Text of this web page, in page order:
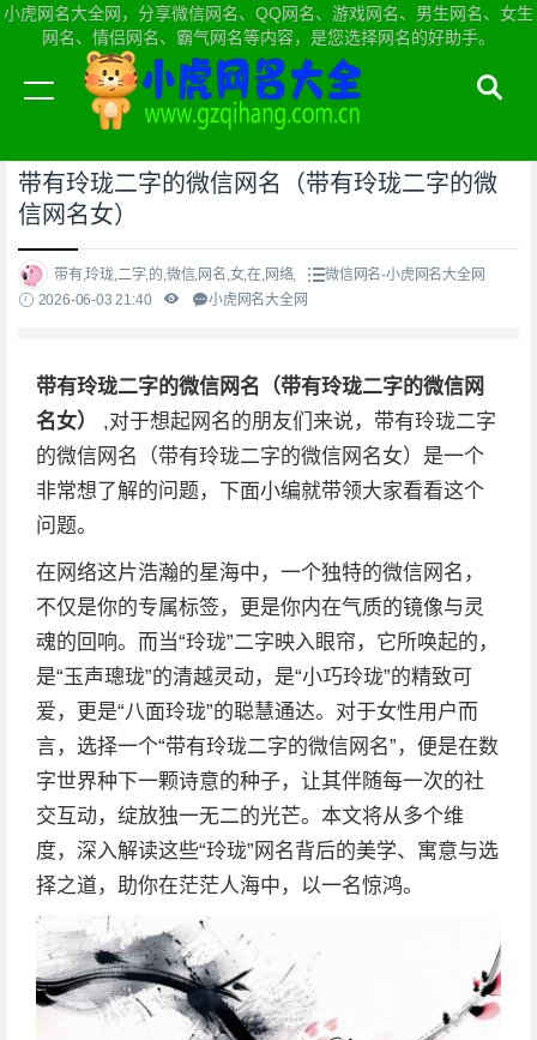
小虎网名大全网，分享微信网名、QQ网名、游戏网名、男生网名、女生
网名、情侣网名、霸气网名等内容，是您选择网名的好助手。
当前位置：小虎网名大全网首页>微信网名
带有玲珑二字的微信网名（带有玲珑二字的微
信网名女）
带有,玲珑,二字,的,微信,网名,女,在,网络,
微信网名-小虎网名大全网
2026-06-03 21:40
小虎网名大全网
带有玲珑二字的微信网名（带有玲珑二字的微信网
名女） ,对于想起网名的朋友们来说，带有玲珑二字
的微信网名（带有玲珑二字的微信网名女）是一个
非常想了解的问题，下面小编就带领大家看看这个
问题。
在网络这片浩瀚的星海中，一个独特的微信网名，
不仅是你的专属标签，更是你内在气质的镜像与灵
魂的回响。而当“玲珑”二字映入眼帘，它所唤起的，
是“玉声璁珑”的清越灵动，是“小巧玲珑”的精致可
爱，更是“八面玲珑”的聪慧通达。对于女性用户而
言，选择一个“带有玲珑二字的微信网名”，便是在数
字世界种下一颗诗意的种子，让其伴随每一次的社
交互动，绽放独一无二的光芒。本文将从多个维
度，深入解读这些“玲珑”网名背后的美学、寓意与选
择之道，助你在茫茫人海中，以一名惊鸿。